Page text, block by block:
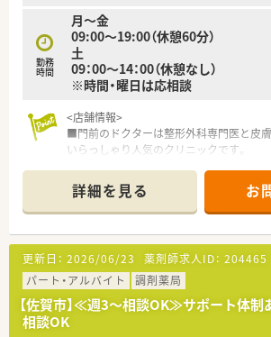
勤務
時間
月～金
09:00～19:00（休憩60分）
土
09：00～14：00（休憩なし）
※時間・曜日は応相談
<店舗情報>
■門前のドクターは整形外科専門医と皮
いらっしゃり人気のクリニックです。
キルアップになります。
<こんな薬局です>
■佐賀県に本社を置き、九州・北陸・関西
営しています。
■店舗には最新機器を導入しており、業務
力を入れています。
■かかりつけ薬剤師や在宅も積極的に行っ
広い業務に携わることができ、薬剤師と
ます。
詳細を見る お
更新日： 2026/06/23 薬剤師求人ID： 204465
パート・アルバイト
調剤薬局
【佐賀市】≪週3～相談OK≫サポート体制
相談OK